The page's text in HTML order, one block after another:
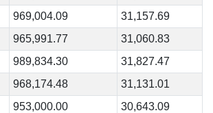
969,004.09
31,157.69
965,991.77
31,060.83
989,834.30
31,827.47
968,174.48
31,131.01
953,000.00
30,643.09